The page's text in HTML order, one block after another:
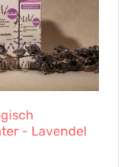
- Lavendel